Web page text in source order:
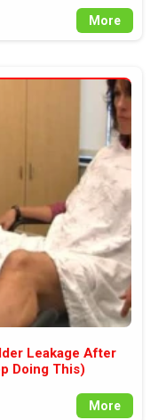
More
Leakage After
Doing This)
More